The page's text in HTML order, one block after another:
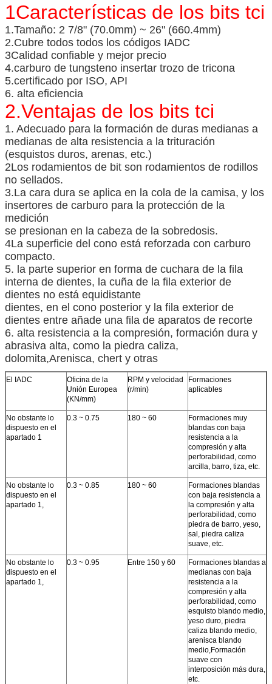
1Características de los bits tci
1.Tamaño: 2 7/8" (70.0mm) ~ 26" (660.4mm)
2.Cubre todos todos los códigos IADC
3Calidad confiable y mejor precio
4.carburo de tungsteno insertar trozo de tricona
5.certificado por ISO, API
6. alta eficiencia
2.Ventajas de los bits tci
1. Adecuado para la formación de duras medianas a
medianas de alta resistencia a la trituración
(esquistos duros, arenas, etc.)
2Los rodamientos de bit son rodamientos de rodillos
no sellados.
3.La cara dura se aplica en la cola de la camisa, y los
insertores de carburo para la protección de la
medición
se presionan en la cabeza de la sobredosis.
4La superficie del cono está reforzada con carburo
compacto.
5. la parte superior en forma de cuchara de la fila
interna de dientes, la cuña de la fila exterior de
dientes no está equidistante
dientes, en el cono posterior y la fila exterior de
dientes entre añade una fila de aparatos de recorte
6. alta resistencia a la compresión, formación dura y
abrasiva alta, como la piedra caliza,
dolomita,Arenisca, chert y otras
El IADC
Oficina de la
Unión Europea
(KN/mm)
RPM y velocidad
(r/min)
Formaciones
aplicables
No obstante lo
dispuesto en el
apartado 1
0.3 ~ 0.75 180 ~ 60
Formaciones muy
blandas con baja
resistencia a la
compresión y alta
perforabilidad, como
arcilla, barro, tiza, etc.
No obstante lo
dispuesto en el
apartado 1,
0.3 ~ 0.85 180 ~ 60
Formaciones blandas
con baja resistencia a
la compresión y alta
perforabilidad, como
piedra de barro, yeso,
sal, piedra caliza
suave, etc.
No obstante lo
dispuesto en el
apartado 1,
0.3 ~ 0.95 Entre 150 y 60
Formaciones blandas a
medianas con baja
resistencia a la
compresión y alta
perforabilidad, como
esquisto blando medio,
yeso duro, piedra
caliza blando medio,
arenisca blando
medio,Formación
suave con
interposición más dura,
etc.